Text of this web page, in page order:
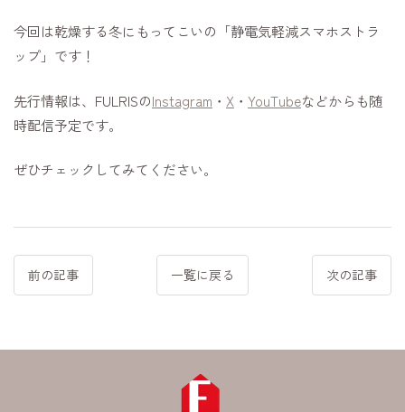
今回は乾燥する冬にもってこいの「静電気軽減スマホストラ
ップ」です！
先行情報は、FULRISのInstagram ・ X ・ YouTubeなどからも随
時配信予定です。
ぜひチェックしてみてください。
前の記事 一覧に戻る 次の記事